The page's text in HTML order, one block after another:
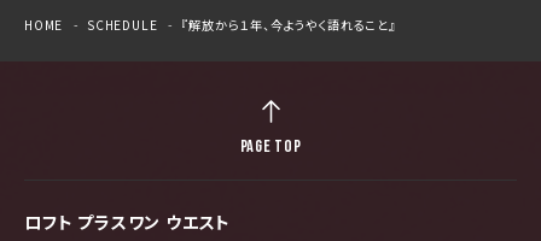
HOME SCHEDULE 『解放から１年、今ようやく語れること』
ロフト プラスワン ウエスト
PAGE TOP